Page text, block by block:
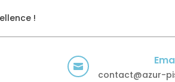
!

contact@azur-